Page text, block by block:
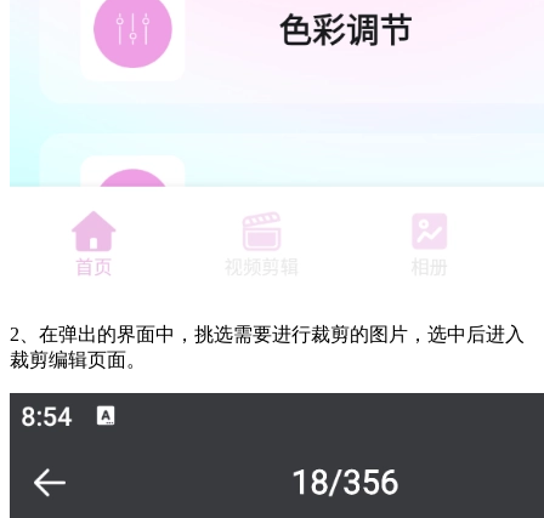
2、在弹出的界面中，挑选需要进行裁剪的图片，选中后进入
裁剪编辑页面。